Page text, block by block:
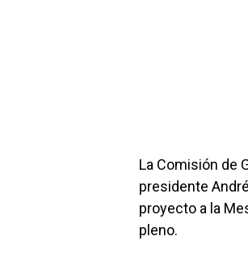
La Comisión de
presidente
proyecto a la
pleno.